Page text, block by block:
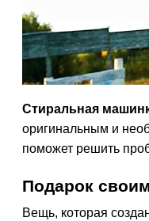
Стиральная
оригинальным и
поможет решить
Подарок
Вещь, которая